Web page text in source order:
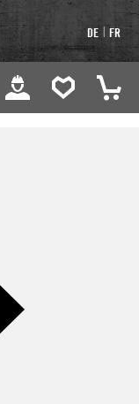
DE | FR